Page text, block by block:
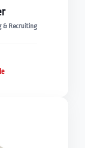
& Recruiting